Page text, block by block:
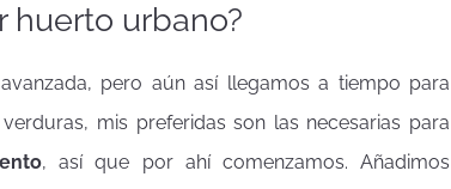
huerto urbano?
pero aún así llegamos a tiempo para
mis preferidas son las necesarias para
, así que por ahí comenzamos. Añadimos